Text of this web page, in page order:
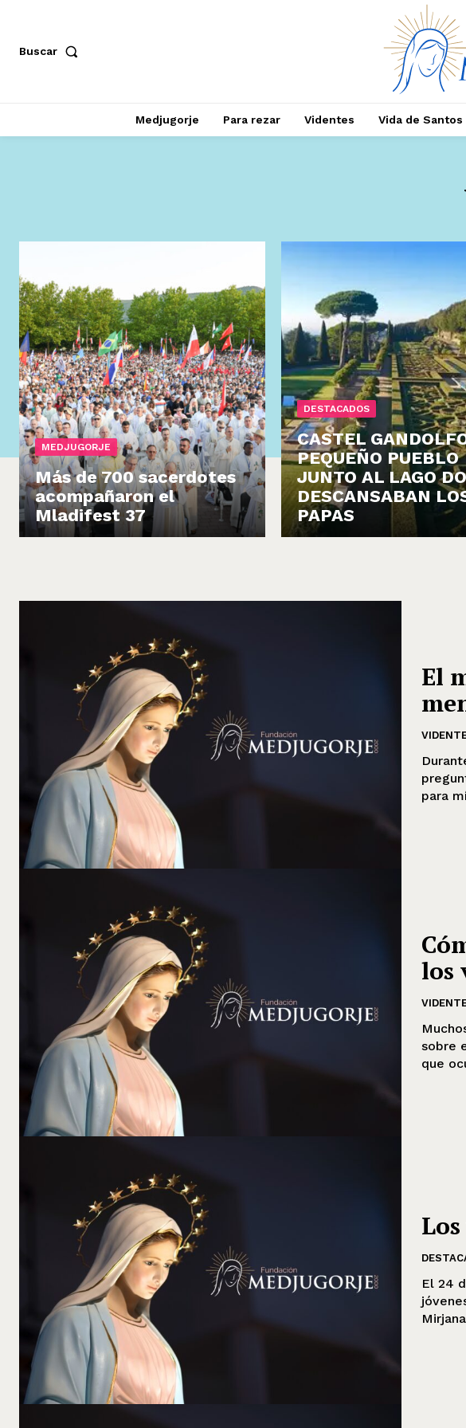
Buscar
Medjugorje Para rezar Videntes Vida de Santos
MEDJUGORJE
Más de 700 sacerdotes
acompañaron el
Mladifest 37
DESTACADOS
CASTEL
PEQUEÑO PUEBLO
JUNTO AL LAGO
DESCANSABAN
PAPAS
El
para
los
sobre
que
El 24